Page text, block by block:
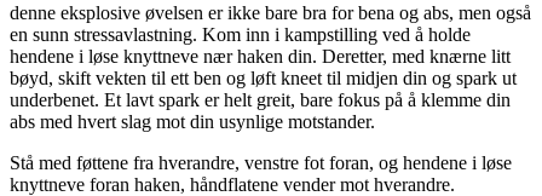
denne eksplosive øvelsen er ikke bare bra for bena og abs, men også
en sunn stressavlastning. Kom inn i kampstilling ved å holde
hendene i løse knyttneve nær haken din. Deretter, med knærne litt
bøyd, skift vekten til ett ben og løft kneet til midjen din og spark ut
underbenet. Et lavt spark er helt greit, bare fokus på å klemme din
abs med hvert slag mot din usynlige motstander.
Stå med føttene fra hverandre, venstre fot foran, og hendene i løse
knyttneve foran haken, håndflatene vender mot hverandre.